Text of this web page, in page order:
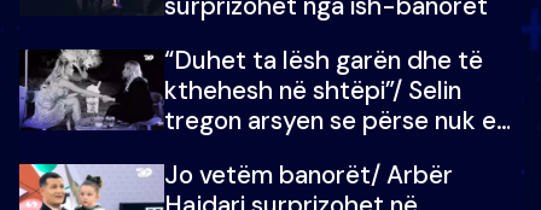
“Duhet ta lësh garën dhe të
kthehesh në shtëpi”/ Selin
tregon arsyen se përse nuk e
çoja luftën time deri në fund
Jo vetëm banorët/ Arbër